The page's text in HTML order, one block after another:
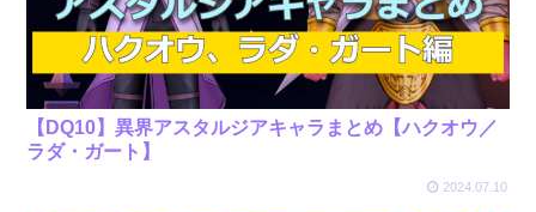
【DQ10】異界アスタルジアキャラまとめ【ハクオウ／
ラダ・ガート】
2024.07.10